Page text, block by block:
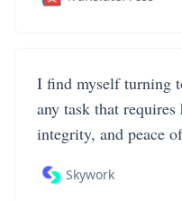
I find myself turning
any task that
integrity, and peace
Skywork